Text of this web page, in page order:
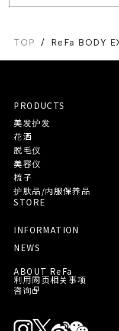
TOP ReFa BODY
PRODUCTS
美发护发
花洒
脱毛仪
美容仪
梳子
护肤品/内服保养品
STORE
INFORMATION
NEWS
ABOUT ReFa
利用网页相关事项
咨询